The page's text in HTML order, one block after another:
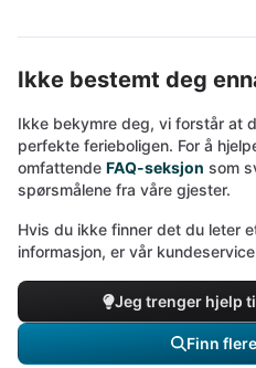
Ikke bestemt deg
Ikke bekymre deg, vi forstår at
perfekte ferieboligen. For å
omfattende FAQ-seksjon som
spørsmålene fra våre gjester.
Hvis du ikke finner det du leter
informasjon, er vår
Jeg trenger hjelp
Finn